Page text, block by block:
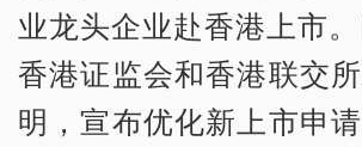
业龙头企业赴香港上市。
香港证监会和香港联交
明，宣布优化新上市申